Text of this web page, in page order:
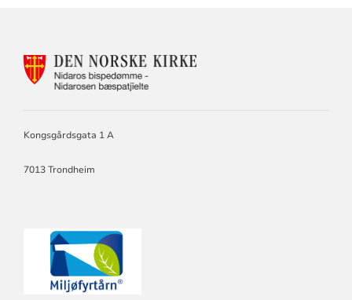
KONTAKTINFORMASJON
Kongsgårdsgata 1 A
7013 Trondheim